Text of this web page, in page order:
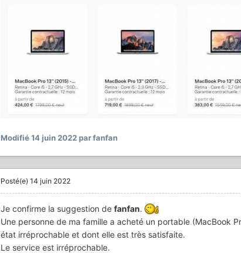
Modifié14 juin 2022par fanfan
Posté(e) 14 juin 2022
Je confirme la suggestion de fanfan.
Une personne de ma famille a acheté un portable (MacBook
état irréprochable et dont elle est très satisfaite.
Le service est irréprochable.